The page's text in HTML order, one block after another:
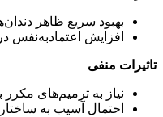
بهبود سریع ظاهر
افزایش اعتمادبه‌نفس
تاثیرات منفی
نیاز به ترمیم‌های مکرر
احتمال آسیب به